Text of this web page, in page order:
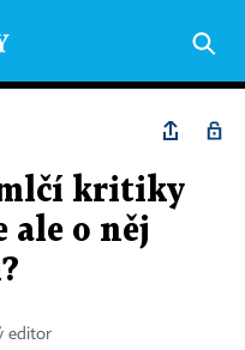
kritiky
ale o něj
editor